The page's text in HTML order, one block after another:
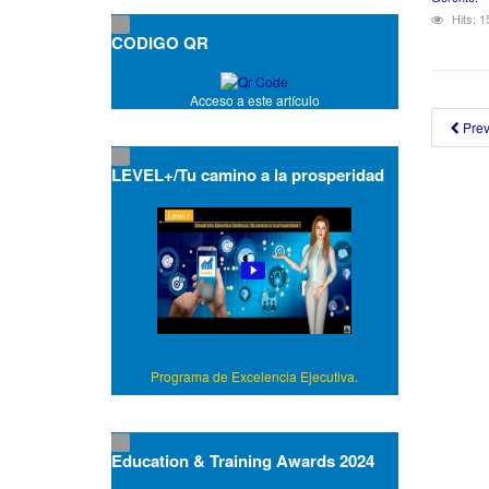
Hits:
Prev
CODIGO QR
Acceso a este artículo
LEVEL+/Tu camino a la prosperidad
Programa de Excelencia Ejecutiva.
Education & Training Awards 2024